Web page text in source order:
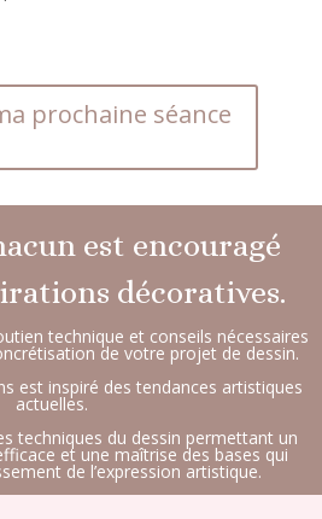
prochaine séance
est encouragé
décoratives.
technique et conseils nécessaires
de votre projet de dessin.
est inspiré des tendances artistiques
actuelles.
techniques du dessin permettant un
et une maîtrise des bases qui
de l’expression artistique.